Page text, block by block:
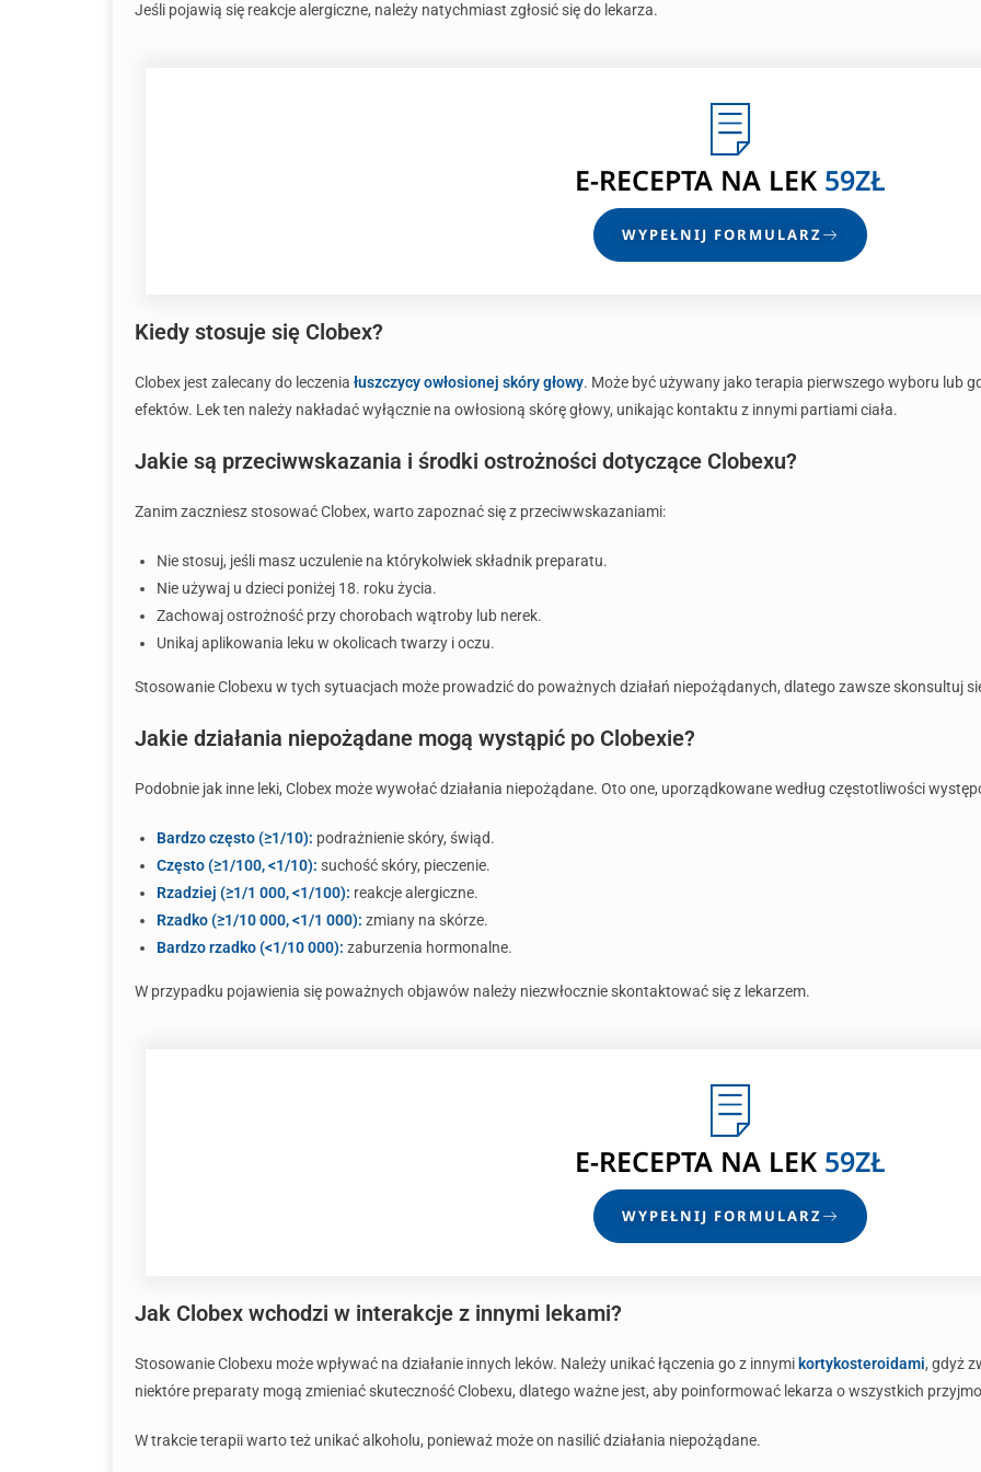
Jeśli pojawią się reakcje alergiczne, należy natychmiast zgłosić się do lekarza.
E-RECEPTA NA LEK 59ZŁ
WYPEŁNIJ FORMULARZ
Kiedy stosuje się Clobex?
Clobex jest zalecany do leczenia łuszczycy owłosionej skóry głowy. Może być używany jako terapia pierwszego wyboru lub
efektów. Lek ten należy nakładać wyłącznie na owłosioną skórę głowy, unikając kontaktu z innymi partiami ciała.
Jakie są przeciwwskazania i środki ostrożności dotyczące Clobexu?
Zanim zaczniesz stosować Clobex, warto zapoznać się z przeciwwskazaniami:
Nie stosuj, jeśli masz uczulenie na którykolwiek składnik preparatu.
Nie używaj u dzieci poniżej 18. roku życia.
Zachowaj ostrożność przy chorobach wątroby lub nerek.
Unikaj aplikowania leku w okolicach twarzy i oczu.
Stosowanie Clobexu w tych sytuacjach może prowadzić do poważnych działań niepożądanych, dlatego zawsze skonsultuj
Jakie działania niepożądane mogą wystąpić po Clobexie?
Podobnie jak inne leki, Clobex może wywołać działania niepożądane. Oto one, uporządkowane według częstotliwości
Bardzo często (≥1/10): podrażnienie skóry, świąd.
Często (≥1/100, <1/10): suchość skóry, pieczenie.
Rzadziej (≥1/1 000, <1/100): reakcje alergiczne.
Rzadko (≥1/10 000, <1/1 000): zmiany na skórze.
Bardzo rzadko (<1/10 000): zaburzenia hormonalne.
W przypadku pojawienia się poważnych objawów należy niezwłocznie skontaktować się z lekarzem.
E-RECEPTA NA LEK 59ZŁ
WYPEŁNIJ FORMULARZ
Jak Clobex wchodzi w interakcje z innymi lekami?
Stosowanie Clobexu może wpływać na działanie innych leków. Należy unikać łączenia go z innymikortykosteroidami, gdyż
niektóre preparaty mogą zmieniać skuteczność Clobexu, dlatego ważne jest, aby poinformować lekarza o wszystkich
W trakcie terapii warto też unikać alkoholu, ponieważ może on nasilić działania niepożądane.